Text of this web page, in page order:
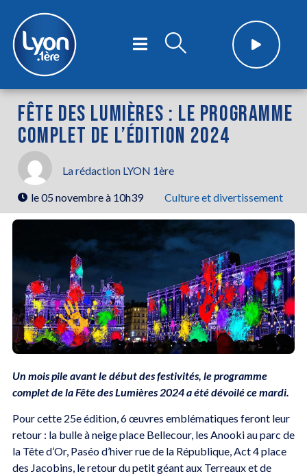
FÊTE DES LUMIÈRES : LE PROGRAMME
COMPLET DE L’ÉDITION 2024
La rédaction LYON 1ère
le05 novembre à 10h39 Culture et divertissement
Un mois pile avant le début des festivités, le programme
complet de la Fête des Lumières 2024 a été dévoilé ce mardi.
Pour cette 25e édition, 6 œuvres emblématiques feront leur
retour : la bulle à neige place Bellecour, les Anooki au parc de
la Tête d’Or, Paséo d’hiver rue de la République, Act 4 place
des Jacobins, le retour du petit géant aux Terreaux et de